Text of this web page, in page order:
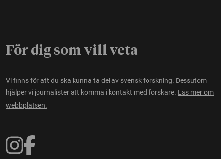
För dig som vill veta
Vi finns för att du ska kunna ta del av svensk forskning. Dessutom
hjälper vi journalister att komma i kontakt med forskare. Läs mer om
webbplatsen.